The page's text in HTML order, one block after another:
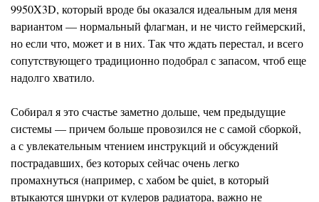
9950X3D, который вроде бы оказался идеальным для меня
вариантом — нормальный флагман, и не чисто геймерский,
но если что, может и в них. Так что ждать перестал, и всего
сопутствующего традиционно подобрал с запасом, чтоб еще
надолго хватило.
Собирал я это счастье заметно дольше, чем предыдущие
системы — причем больше провозился не с самой сборкой,
а с увлекательным чтением инструкций и обсуждений
пострадавших, без которых сейчас очень легко
промахнуться (например, с хабом be quiet, в который
втыкаются шнурки от кулеров радиатора, важно не